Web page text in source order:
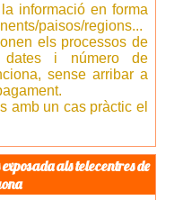
informació en forma
paisos/regions...
els processos de
dates i número de
sense arribar a
amb un cas pràctic el
als telecentres de